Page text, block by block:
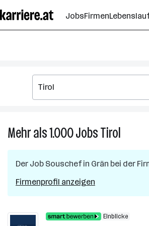
Seiteninhalt
springen
JobsFirmen
Mehr als 1.000JobsTirol
Jobs
Der Job Souschefin Grän bei der
Firmenprofil anzeigen
Einblicke